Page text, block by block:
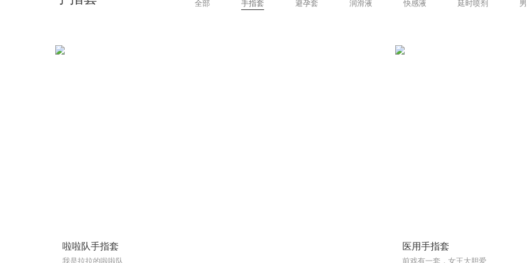
全部 手指套 避孕套 润滑液 快感液 延时喷剂
啦啦队手指套
我是拉拉的啦啦队
医用手指套
前戏有一套，女王大胆爱